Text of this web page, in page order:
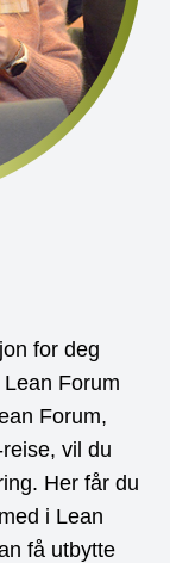
for deg
Forum
Forum,
vil du
Her får du
i Lean
få utbytte